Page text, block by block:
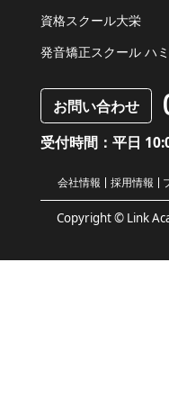
資格スクール大栄
発音矯正スクール ハ
お問い合わせ
受付時間：平日
Copyright © Link
会社情報 採用情報